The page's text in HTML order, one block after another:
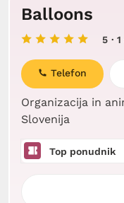
Balloons
5 ·
Organizacija in
Slovenija
Telefon
Top ponudnik